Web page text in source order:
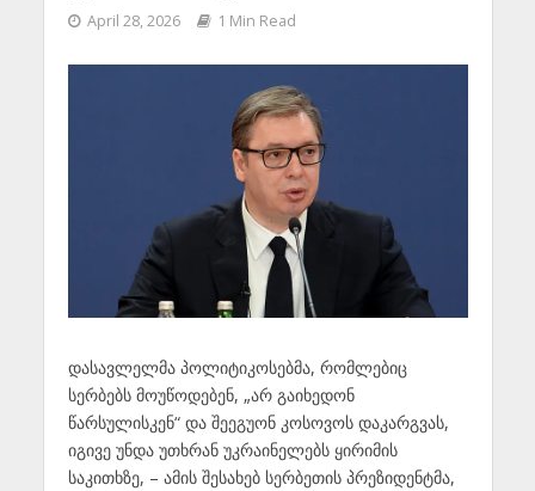
April 28, 2026 1 Min Read
დასავლელმა პოლიტიკოსებმა, რომლებიც
სერბებს მოუწოდებენ, „არ გაიხედონ
წარსულისკენ“ და შეეგუონ კოსოვოს დაკარგვას,
იგივე უნდა უთხრან უკრაინელებს ყირიმის
საკითხზე, – ამის შესახებ სერბეთის პრეზიდენტმა,